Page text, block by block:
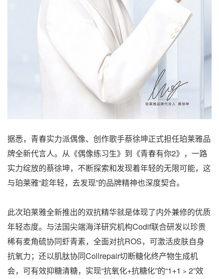
据悉，青春实力派偶像、创作歌手蔡徐坤正式担任珀莱雅品
牌全新代言人。从《偶像练习生》到《青春有你2》，一路
实力绽放的蔡徐坤，不断探索和发现着年轻的无限可能，这
与珀莱雅“趁年轻，去发现”的品牌精神也深度契合。
此次珀莱雅全新推出的双抗精华就是体现了内外兼修的优质
年轻态度。与法国尖端海洋研究机构Codif联合研发以珍贵
稀有麦角硫协同虾青素，全面对抗ROS，可激活皮肤自身
抗氧力；还以肌肽协同Collrepair切断糖化终产物生成机
会，可有效抑糖清糖，实现“抗氧化+抗糖化”的“1+1﹥2”效